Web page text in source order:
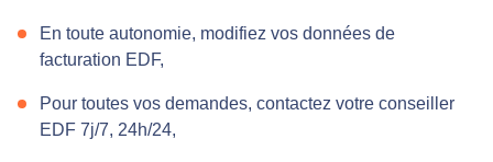
En toute autonomie, modifiez vos données de
facturation EDF,
Pour toutes vos demandes, contactez votre conseiller
EDF 7j/7, 24h/24,